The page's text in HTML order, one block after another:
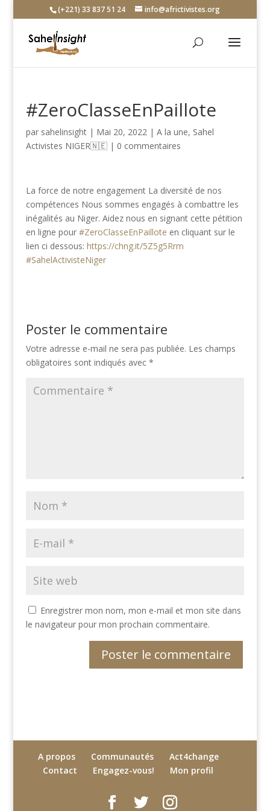
(+221) 33 837 51 24 info@africtivistes.org
#ZeroClasseEnPaillote
par sahelinsight| Mai 20, 2022| A la une, Sahel
Activistes NIGER🇳🇪| 0 commentaires
La force de notre engagement La diversité de nos
compétences Nous sommes engagés à combattre les
inégalités au Niger. Aidez nous en signant cette pétition
en ligne pour #ZeroClasseEnPaillote en cliquant sur le
lien ci dessous: https://chng.it/5Z5g5Rrm
#SahelActivisteNiger
Poster le commentaire
Votre adresse e-mail ne sera pas publiée. Les champs
obligatoires sont indiqués avec *
Enregistrer mon nom, mon e-mail et mon site dans
le navigateur pour mon prochain commentaire.
A propos Communautés
Act4change
Contact
Engagez-vous! Mon profil